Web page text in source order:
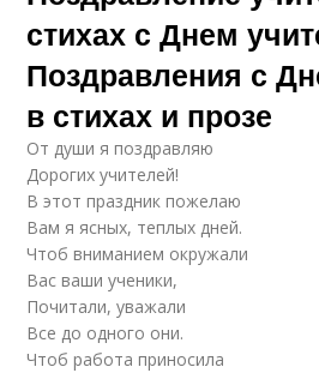
Стихи для учителя
Детские стихи
стихах с Днем
Поздравления с
в стихах и прозе
От души я поздравляю
Дорогих учителей!
В этот праздник пожелаю
Вам я ясных, теплых дней.
Чтоб вниманием окружали
Вас ваши ученики,
Почитали, уважали
Все до одного они.
Чтоб работа приносила